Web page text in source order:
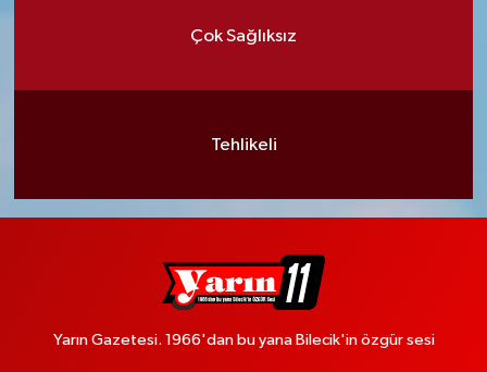
Çok Sağlıksız
Tehlikeli
Yarın Gazetesi. 1966'dan bu yana Bilecik'in özgür sesi